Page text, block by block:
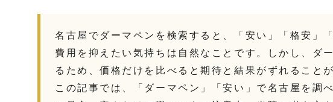
名古屋でダーマペンを検索すると、「安い」「格安」
費用を抑えたい気持ちは自然なことです。しかし、ダ
るため、価格だけを比べると期待と結果がずれることが
この記事では、「ダーマペン」「安い」で名古屋を調